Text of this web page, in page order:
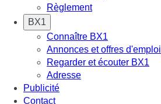
Règlement
BX1
Connaître BX1
Annonces et offres d'emploi
Regarder et écouter BX1
Adresse
Publicité
Contact